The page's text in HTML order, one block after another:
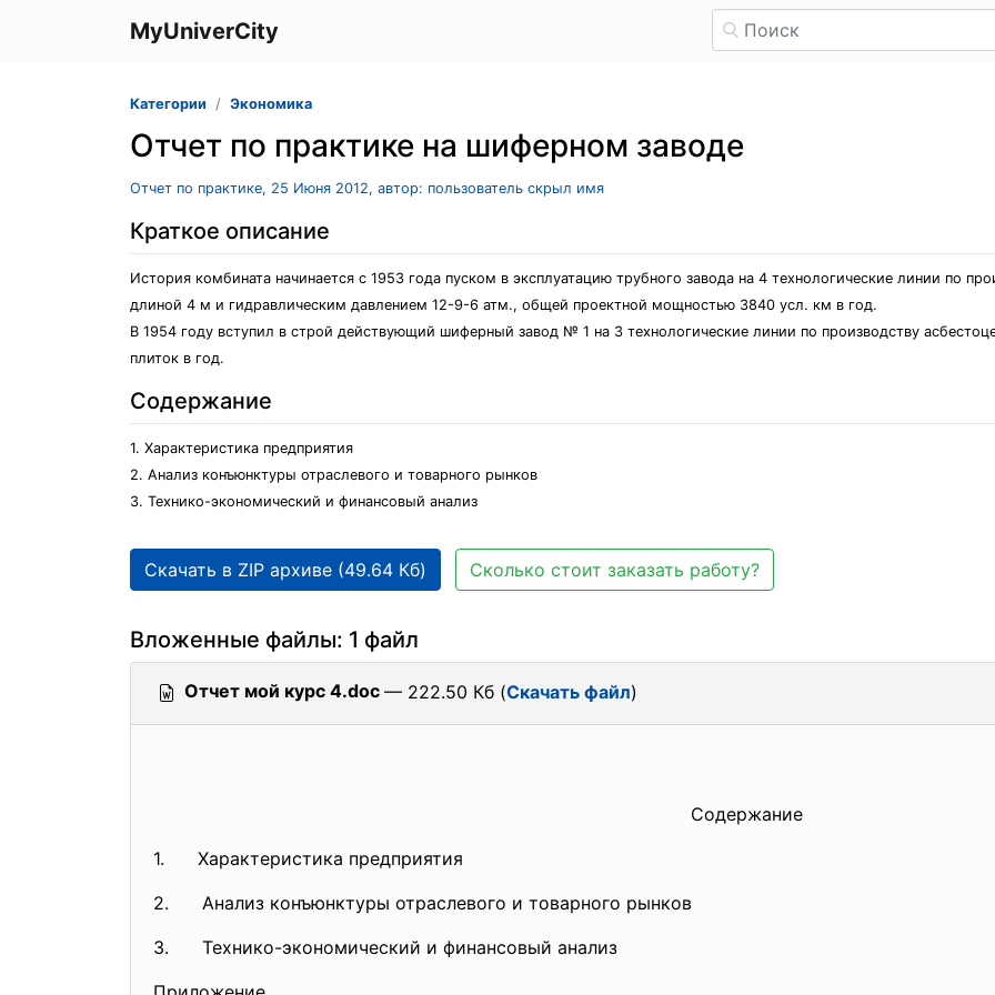
MyUniverCity
Категории Экономика
Отчет по практике на шиферном заводе
Отчет по практике, 25 Июня 2012, автор: пользователь скрыл имя
Краткое описание
История комбината начинается с 1953 года пуском в эксплуатацию трубного завода на 4 технологические линии по
длиной 4 м и гидравлическим давлением 12-9-6 атм., общей проектной мощностью 3840 усл. км в год.
В 1954 году вступил в строй действующий шиферный завод № 1 на 3 технологические линии по производству
плиток в год.
Содержание
1. Характеристика предприятия
2. Анализ конъюнктуры отраслевого и товарного рынков
3. Технико-экономический и финансовый анализ
Скачать в ZIP архиве (49.64 Кб) Сколько стоит заказать работу?
Вложенные файлы: 1 файл
Отчет мой курс 4.doc — 222.50 Кб (Скачать файл)
Содержание
1. Характеристика
2. Анализ конъюнктуры отраслевого и товарного рынков
3. Технико-экономический и финансовый анализ